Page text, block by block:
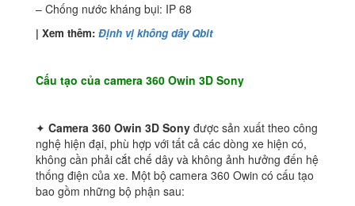
– Chống nước kháng bụi: IP 68
| Xem thêm: Định vị không dây Qbit
Cấu tạo của camera 360 Owin 3D Sony
✦ Camera 360 Owin 3D Sony được sản xuất theo công
nghệ hiện đại, phù hợp với tất cả các dòng xe hiện có,
không cần phải cắt chế dây và không ảnh hưởng đến hệ
thống điện của xe. Một bộ camera 360 Owin có cấu tạo
bao gồm những bộ phận sau: